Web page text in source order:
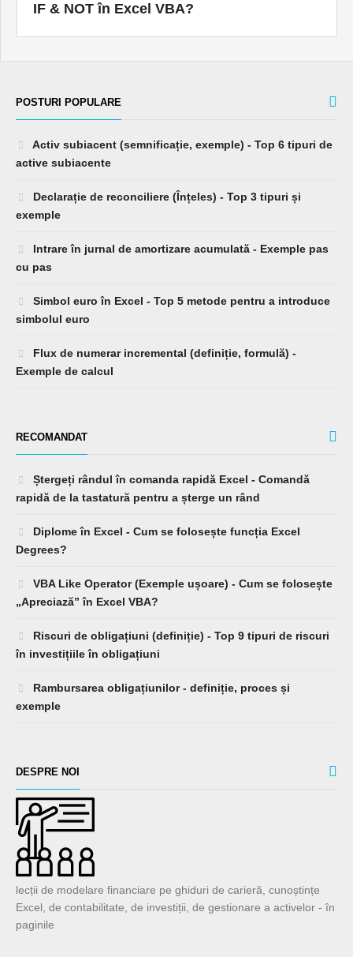
IF & NOT în Excel VBA?
POSTURI POPULARE
Activ subiacent (semnificație, exemple) - Top 6 tipuri de
active subiacente
Declarație de reconciliere (Înțeles) - Top 3 tipuri și
exemple
Intrare în jurnal de amortizare acumulată - Exemple pas
cu pas
Simbol euro în Excel - Top 5 metode pentru a introduce
simbolul euro
Flux de numerar incremental (definiție, formulă) -
Exemple de calcul
RECOMANDAT
Ștergeți rândul în comanda rapidă Excel - Comandă
rapidă de la tastatură pentru a șterge un rând
Diplome în Excel - Cum se folosește funcția Excel
Degrees?
VBA Like Operator (Exemple ușoare) - Cum se folosește
„Apreciază” în Excel VBA?
Riscuri de obligațiuni (definiție) - Top 9 tipuri de riscuri
în investițiile în obligațiuni
Rambursarea obligațiunilor - definiție, proces și
exemple
DESPRE NOI
lecții de modelare financiare pe ghiduri de carieră, cunoștințe
Excel, de contabilitate, de investiții, de gestionare a activelor - în
paginile